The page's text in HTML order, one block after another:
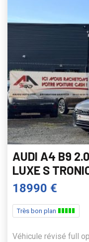
AUDI A4 B9
LUXE S
18990 €
Très bon plan
Véhicule révisé full